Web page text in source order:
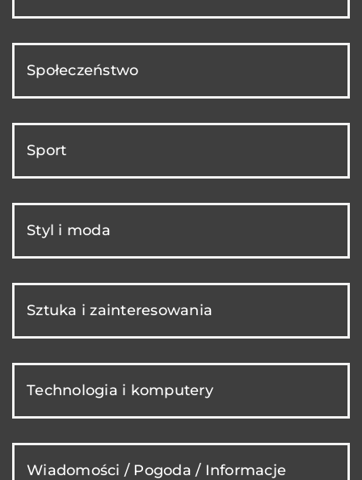
Społeczeństwo
Sport
Styl i moda
Sztuka i zainteresowania
Technologia i komputery
Wiadomości / Pogoda / Informacje